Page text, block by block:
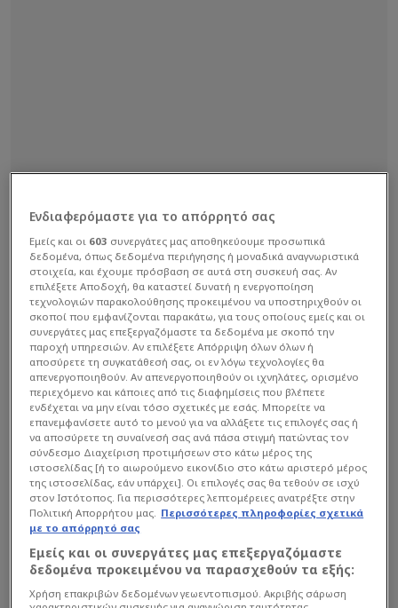
Διαβάστε αναλυτικά:
Ο Σεμπά έκανε χθες μάλλον το τελευταίο του παιχνίδι
με την Εστορίλ. Ο εξτρέμ φεύγει για την Ελλάδα, όπου
Ενδιαφερόμαστε για το απόρρητό σας
Εμείς και οι 603 συνεργάτες μας αποθηκεύουμε προσωπικά
δεδομένα, όπως δεδομένα περιήγησης ή μοναδικά αναγνωριστικά
στοιχεία, και έχουμε πρόσβαση σε αυτά στη συσκευή σας. Αν
επιλέξετε Αποδοχή, θα καταστεί δυνατή η ενεργοποίηση
τεχνολογιών παρακολούθησης προκειμένου να υποστηριχθούν οι
σκοποί που εμφανίζονται παρακάτω, για τους οποίους εμείς και οι
συνεργάτες μας επεξεργαζόμαστε τα δεδομένα με σκοπό την
παροχή υπηρεσιών. Αν επιλέξετε Απόρριψη όλων όλων ή
αποσύρετε τη συγκατάθεσή σας, οι εν λόγω τεχνολογίες θα
απενεργοποιηθούν. Αν απενεργοποιηθούν οι ιχνηλάτες, ορισμένο
περιεχόμενο και κάποιες από τις διαφημίσεις που βλέπετε
ενδέχεται να μην είναι τόσο σχετικές με εσάς. Μπορείτε να
επανεμφανίσετε αυτό το μενού για να αλλάξετε τις επιλογές σας ή
να αποσύρετε τη συναίνεσή σας ανά πάσα στιγμή πατώντας τον
σύνδεσμο Διαχείριση προτιμήσεων στο κάτω μέρος της
ιστοσελίδας [ή το αιωρούμενο εικονίδιο στο κάτω αριστερό μέρος
της ιστοσελίδας, εάν υπάρχει]. Οι επιλογές σας θα τεθούν σε ισχύ
στον Ιστότοπος. Για περισσότερες λεπτομέρειες ανατρέξτε στην
Πολιτική Απορρήτου μας. Περισσότερες πληροφορίες σχετικά
με το απόρρητό σας
Εμείς και οι συνεργάτες μας επεξεργαζόμαστε
δεδομένα προκειμένου να παρασχεθούν τα εξής:
Χρήση επακριβών δεδομένων γεωεντοπισμού. Ακριβής σάρωση